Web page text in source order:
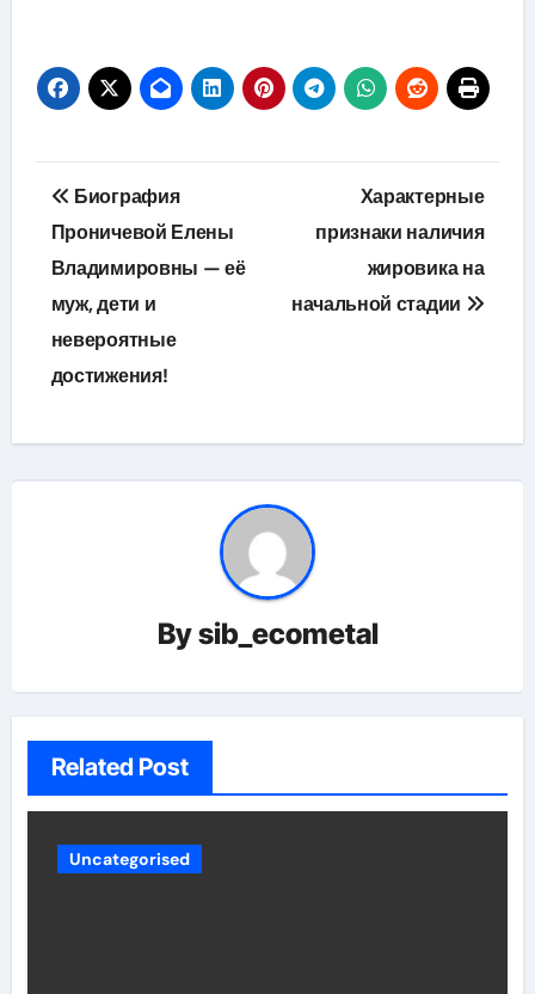
Навигация
по
записям
Биография
Проничевой Елены
Владимировны — её
муж, дети и
невероятные
достижения!
Характерные
признаки наличия
жировика на
начальной стадии
Bysib_ecometal
Related Post
Uncategorised